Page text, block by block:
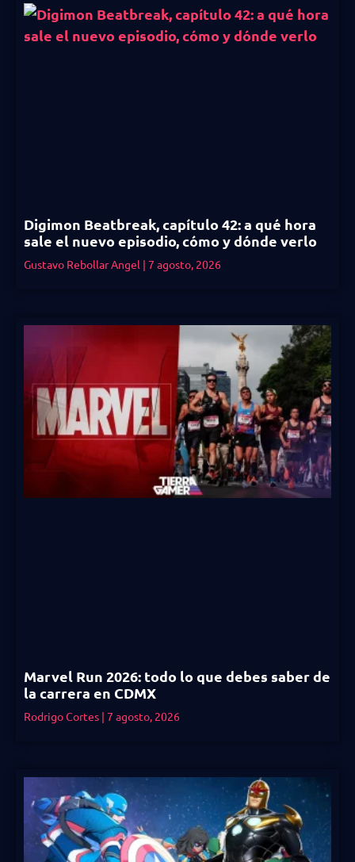
Digimon Beatbreak, capítulo 42: a qué hora
sale el nuevo episodio, cómo y dónde verlo
Gustavo Rebollar Angel 7 agosto, 2026
Marvel Run 2026: todo lo que debes saber de
la carrera en CDMX
Rodrigo Cortes 7 agosto, 2026